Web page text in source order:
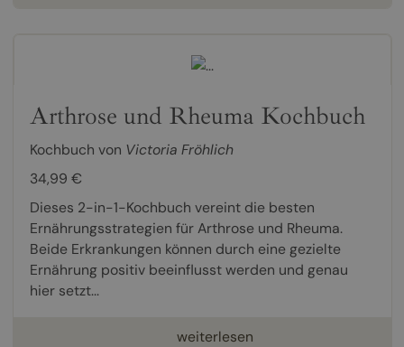
Arthrose und Rheuma Kochbuch
Kochbuch von Victoria Fröhlich
34,99 €
Dieses 2-in-1-Kochbuch vereint die besten
Ernährungsstrategien für Arthrose und Rheuma.
Beide Erkrankungen können durch eine gezielte
Ernährung positiv beeinflusst werden und genau
hier setzt...
weiterlesen